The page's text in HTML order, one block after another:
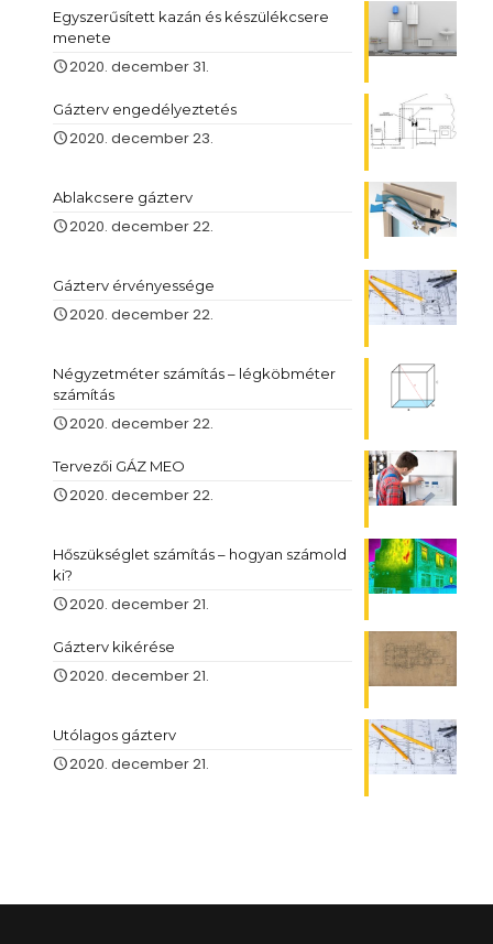
Egyszerűsített kazán és készülékcsere
menete
2020. december 31.
Gázterv engedélyeztetés
2020. december 23.
Ablakcsere gázterv
2020. december 22.
Gázterv érvényessége
2020. december 22.
Négyzetméter számítás – légköbméter
számítás
2020. december 22.
Tervezői GÁZ MEO
2020. december 22.
Hőszükséglet számítás – hogyan számold
ki?
2020. december 21.
Gázterv kikérése
2020. december 21.
Utólagos gázterv
2020. december 21.